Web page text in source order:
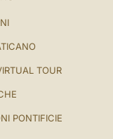
TOUR
PONTIFICIE